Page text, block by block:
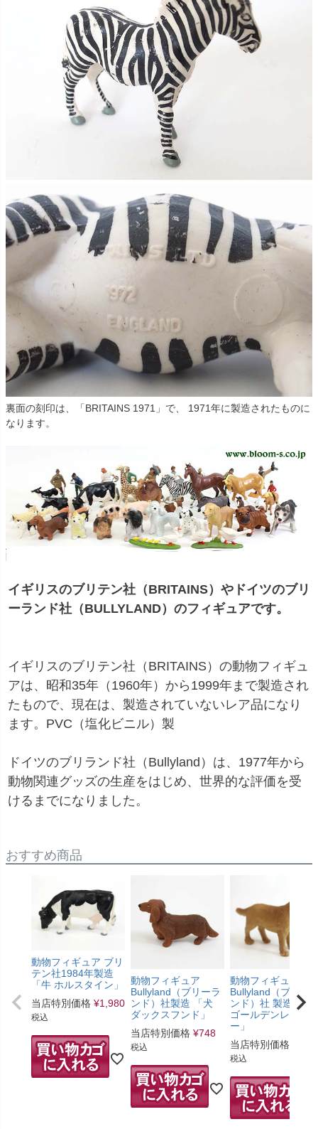
裏面の刻印は、「BRITAINS 1971」で、 1971年に製造されたものに
なります。
イギリスのブリテン社（BRITAINS）やドイツのブリ
ーランド社（BULLYLAND）のフィギュアです。
イギリスのブリテン社（BRITAINS）の動物フィギュ
アは、昭和35年（1960年）から1999年まで製造され
たもので、現在は、製造されていないレア品になり
ます。 PVC（塩化ビニル）製
ドイツのブリランド社（Bullyland）は、1977年から
動物関連グッズの生産をはじめ、世界的な評価を受
けるまでになりました。
おすすめ商品
動物フィギュア ブリ
テン社1984年製造
「牛 ホルスタイン」
当店特別価格 ¥1,980
税込
動物フィギュア
Bullyland（ブリーラ
ンド）社製造 「犬
ダックスフンド」
当店特別価格 ¥748
税込
動物フィギュア
Bullyland（ブリー
ンド）社 製造 「犬
ゴールデンレトリ
ー」
当店特別価格
税込